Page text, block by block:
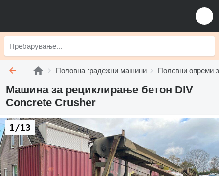
Половна градежни машини Половни опреми
Машина за рециклирање бетон DIV
Concrete Crusher
1/13